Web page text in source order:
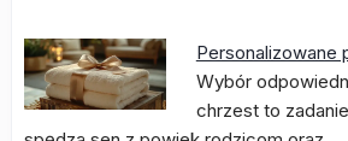
Personalizowane
Wybór
chrzest to